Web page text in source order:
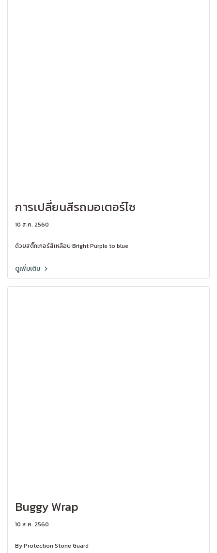
การเปลี่ยนสีรถมอเตอร์ไซ
10 ส.ค. 2560
ด้วยสติ๊กเกอร์สีเหลือบ Bright Purple to blue
ดูเพิ่มเติม
Buggy Wrap
10 ส.ค. 2560
By Protection Stone Guard